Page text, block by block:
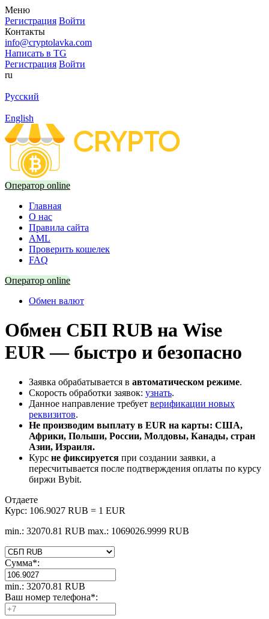
Меню
Регистрация Войти
Контакты
info@cryptolavka.com
Написать в TG
Регистрация Войти
ru
Русский
English
Оператор online
Главная
О нас
Правила сайта
AML
Проверить кошелек
FAQ
Оператор online
Обмен валют
Обмен СБП RUB на Wise
EUR — быстро и безопасно
Заявка обрабатывается в автоматическом режиме.
Скорость обработки заявок: узнать.
Данное направление требует верификации новых
реквизитов.
Не производим выплату в EUR на карты: США,
Африки, Польши, России, Молдовы, Канады, стран
Азии, Израиля.
Курс не фиксируется при создании заявки, а
пересчитывается после подтверждения оплаты по курсу
биржи Bybit.
Отдаете
Курс: 106.9027 RUB = 1 EUR
min.: 32070.81 RUB max.: 1069026.9999 RUB
Сумма*:
min.: 32070.81 RUB
Ваш номер телефона*: